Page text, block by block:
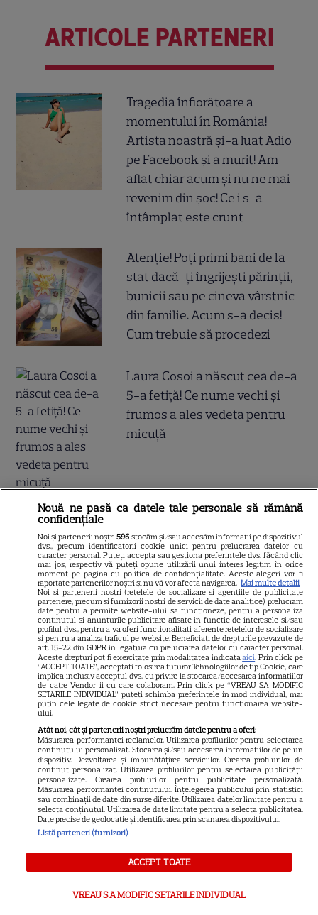
ARTICOLE PARTENERI
Tragedia înfiorătoare a
momentului în România!
Artista noastră și-a luat Adio
pe Facebook și a murit! Am
aflat chiar acum și nu ne mai
revenim din șoc! Ce i s-a
întâmplat este crunt
Atenție! Poți primi bani de la
stat dacă-ți îngrijești părinții,
bunicii sau pe cineva vârstnic
din familie. Acum s-a decis!
Cum trebuie să procedezi
Laura Cosoi a născut cea de-a
5-a fetiță! Ce nume vechi și
frumos a ales vedeta pentru
micuță
un mesaj pentru România,
după incidentele cu drone, din
ultima perioadă. Maria
Zaharova, purtătoarea de
cuvânt a Ministerului rus de
Externe, a făcut anunțul, în
urmă cu puțin timp
Nouă ne pasă ca datele tale personale să rămână
confidențiale
Noi și partenerii noștri596 stocăm și/sau accesăm informații pe dispozitivul
dvs., precum identificatorii cookie unici pentru prelucrarea datelor cu
caracter personal. Puteți accepta sau gestiona preferințele dvs. făcând clic
mai jos, respectiv vă puteți opune utilizării unui interes legitim în orice
moment pe pagina cu politica de confidențialitate. Aceste alegeri vor fi
raportate partenerilor noștri și nu vă vor afecta navigarea. Mai multe detalii
Noi si partenerii nostri (retelele de socializare si agentiile de publicitate
partenere, precum si furnizorii nostri de servicii de date analitice) prelucram
date pentru a permite website-ului sa functioneze, pentru a personaliza
continutul si anunturile publicitare afisate in functie de interesele si/sau
profilul dvs., pentru a va oferi functionalitati aferente retelelor de socializare
si pentru a analiza traficul pe website. Beneficiati de drepturile prevazute de
art. 15-22 din GDPR in legatura cu prelucrarea datelor cu caracter personal.
Aceste drepturi pot fi exercitate prin modalitatea indicataaici. Prin click pe
“ACCEPT TOATE”, acceptati folosirea tuturor Tehnologiilor de tip Cookie, care
implica inclusiv acceptul dvs. cu privire la stocarea/accesarea informatiilor
de catre Vendor-ii cu care colaboram. Prin click pe “VREAU SA MODIFIC
SETARILE INDIVIDUAL” puteti schimba preferintele in mod individual, mai
putin cele legate de cookie strict necesare pentru functionarea website-
ului.
Atât noi, cât și partenerii noștri prelucrăm datele pentru a oferi:
Măsurarea performanței reclamelor. Utilizarea profilurilor pentru selectarea
conținutului personalizat. Stocarea și/sau accesarea informațiilor de pe un
dispozitiv. Dezvoltarea și îmbunătățirea serviciilor. Crearea profilurilor de
conținut personalizat. Utilizarea profilurilor pentru selectarea publicității
personalizate. Crearea profilurilor pentru publicitate personalizată.
Măsurarea performanței conținutului. Înțelegerea publicului prin statistici
sau combinații de date din surse diferite. Utilizarea datelor limitate pentru a
selecta conținutul. Utilizarea de date limitate pentru a selecta publicitatea.
Date precise de geolocație și identificarea prin scanarea dispozitivului.
Listă parteneri (furnizori)
ACCEPT TOATE
VREAU SA MODIFIC SETARILE INDIVIDUAL